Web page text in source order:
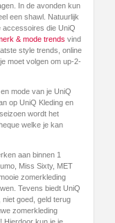
In de avonden kun
een shawl. Natuurlijk
accessoires die UniQ
& mode trends vind
style trends, online
moet volgen om up-2-
mode van je UniQ
op UniQ Kleding en
wordt het
welke je kan
aan binnen 1
Miss Sixty, MET
zomerkleding
Tevens biedt UniQ
goed, geld terug
zomerkleding